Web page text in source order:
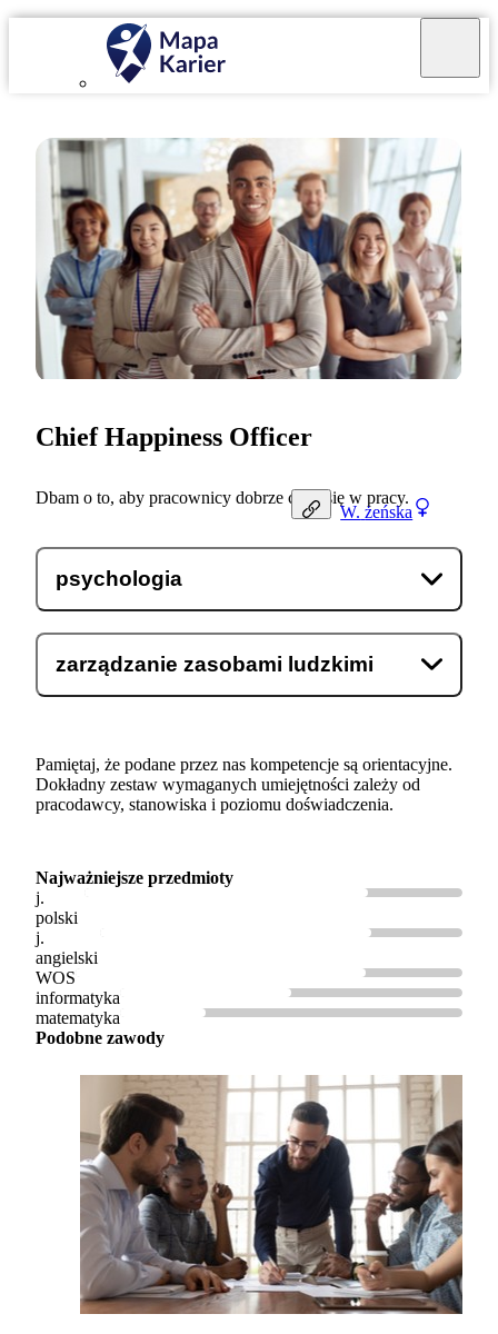
W. żeńska
Chief Happiness Officer
Dbam o to, aby pracownicy dobrze czuli się w pracy.
psychologia
zarządzanie zasobami ludzkimi
Pamiętaj, że podane przez nas kompetencje są orientacyjne.
Dokładny zestaw wymaganych umiejętności zależy od
pracodawcy, stanowiska i poziomu doświadczenia.
Najważniejsze przedmioty
j.
polski
j.
angielski
WOS
informatyka
matematyka
Podobne zawody